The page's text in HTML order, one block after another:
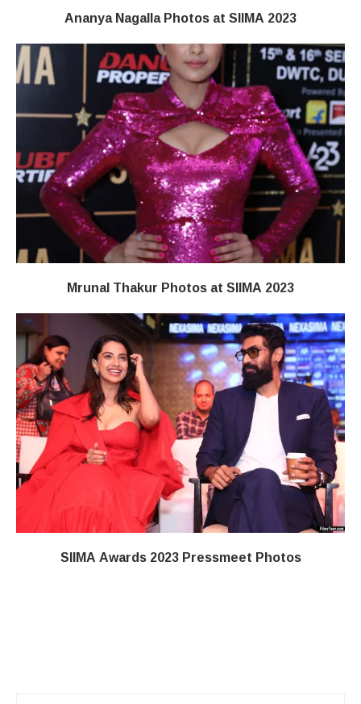
Ananya Nagalla Photos at SIIMA 2023
Mrunal Thakur Photos at SIIMA 2023
SIIMA Awards 2023 Pressmeet Photos